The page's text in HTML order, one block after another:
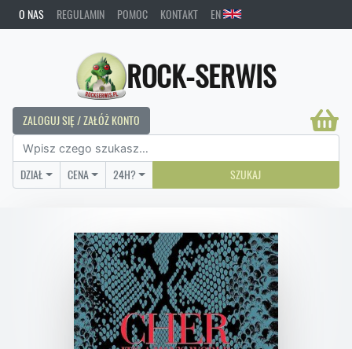
O NAS REGULAMIN POMOC KONTAKT EN
ROCK-SERWIS
ZALOGUJ SIĘ / ZAŁÓŻ KONTO
DZIAŁ CENA 24H? SZUKAJ